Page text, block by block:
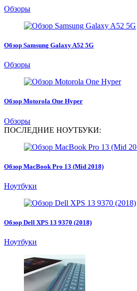
Обзоры
Обзор Samsung Galaxy A52 5G
Обзоры
Обзор Motorola One Hyper
Обзоры
ПОСЛЕДНИЕ НОУТБУКИ:
Обзор MacBook Pro 13 (Mid 2018)
Ноутбуки
Обзор Dell XPS 13 9370 (2018)
Ноутбуки